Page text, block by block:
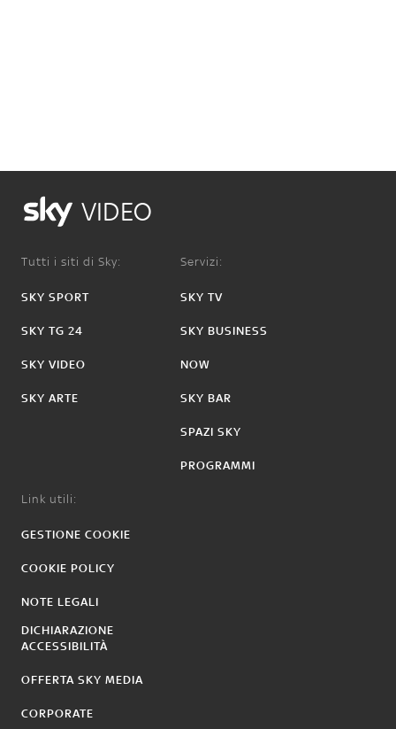
VIDEO
Tutti i siti di Sky:
SKY SPORT
SKY TG 24
SKY VIDEO
SKY ARTE
Servizi:
SKY TV
SKY BUSINESS
NOW
SKY BAR
SPAZI SKY
PROGRAMMI
Link utili:
GESTIONE COOKIE
COOKIE POLICY
NOTE LEGALI
DICHIARAZIONE
ACCESSIBILITÀ
OFFERTA SKY MEDIA
CORPORATE